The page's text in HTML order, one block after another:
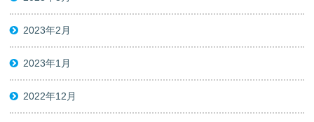
2023年2月
2023年1月
2022年12月